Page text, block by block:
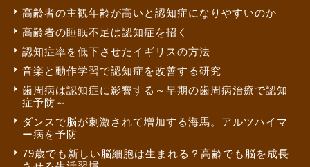
高齢者の主観年齢が高いと認知症になりやすいのか
高齢者の睡眠不足は認知症を招く
認知症率を低下させたイギリスの方法
音楽と動作学習で認知症を改善する研究
歯周病は認知症に影響する～早期の歯周病治療で認知
症予防～
ダンスで脳が刺激されて増加する海馬。アルツハイマ
ー病を予防
79歳でも新しい脳細胞は生まれる？高齢でも脳を成長